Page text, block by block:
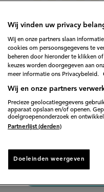
met
doordeweekse
lekker vindt.
Wij vinden uw privacy
Wij en onze partners slaan
cookies om persoonsgegevens te
beheren door hieronder te klikken
keuzes worden doorgegeven aan
meer informatie ons Privacybeleid.
Wij en onze partners
Precieze geolocatiegegevens
apparaat opslaan en/of openen.
doelgroepenonderzoek en
Partnerlijst (derden)
Doeleinden weergeven